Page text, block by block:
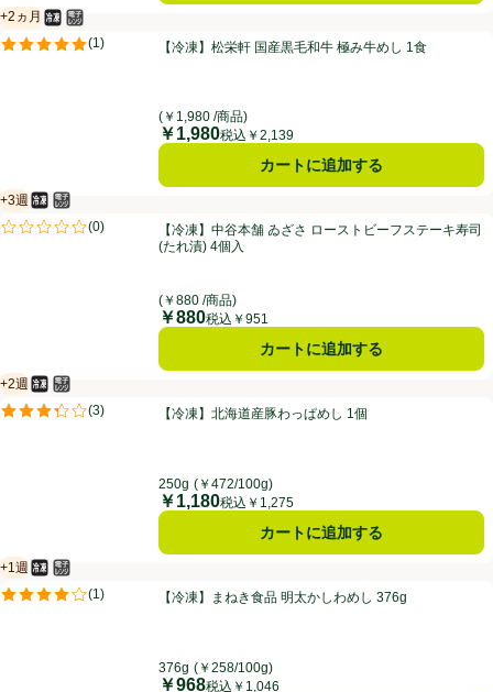
【冷凍】松栄軒 国産黒毛和牛 極み牛めし 1食
+2ヵ月
賞味・消費期限保証：2ヵ月
冷凍食品
電子レンジ使用可
(1)
評価は1件のレビューで5点中5.0点。【冷凍】松栄軒 国産黒毛和牛 極み牛めし 1食
(￥1,980 /商品)
価格
￥1,980税込￥2,139
カートに追加する
【冷凍】中谷本舗 ゐざさ ローストビーフステーキ寿司(たれ漬) 4個入
+3週
賞味・消費期限保証：3週間
冷凍食品
電子レンジ使用可
(0)
評価は0件のレビューで5点中0.0点。【冷凍】中谷本舗 ゐざさ ローストビーフステーキ寿司
(たれ漬) 4個入
(￥880 /商品)
価格
￥880税込￥951
カートに追加する
【冷凍】北海道産豚わっぱめし 1個
+2週
賞味・消費期限保証：2週間
冷凍食品
電子レンジ使用可
(3)
評価は3件のレビューで5点中3.3点。【冷凍】北海道産豚わっぱめし 1個
250g (￥472/100g)
価格
￥1,180税込￥1,275
カートに追加する
【冷凍】まねき食品 明太かしわめし 376g
+1週
賞味・消費期限保証：１週間
冷凍食品
電子レンジ使用可
(1 )
評価は1件のレビューで5点中4.0点。【冷凍】まねき食品 明太かしわめし 376g
376g (￥258/100g)
価格
￥968税込￥1,046